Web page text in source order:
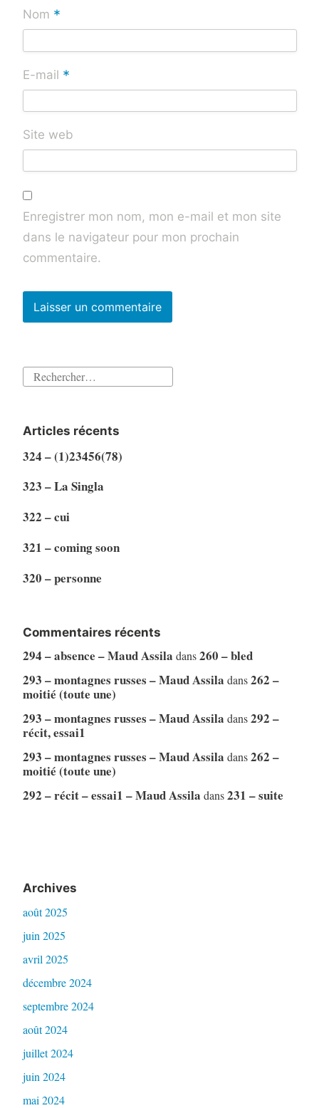
Nom *
E-mail *
Site web
Enregistrer mon nom, mon e-mail et mon site
dans le navigateur pour mon prochain
commentaire.
Rechercher :
Articles récents
324 – (1)23456(78)
323 – La Singla
322 – cui
321 – coming soon
320 – personne
Commentaires récents
294 – absence – Maud Assila dans260 – bled
293 – montagnes russes – Maud Assila dans262 –
moitié (toute une)
293 – montagnes russes – Maud Assila dans292 –
récit, essai1
293 – montagnes russes – Maud Assila dans262 –
moitié (toute une)
292 – récit – essai1 – Maud Assila dans231 – suite
Archives
août 2025
juin 2025
avril 2025
décembre 2024
septembre 2024
août 2024
juillet 2024
juin 2024
mai 2024